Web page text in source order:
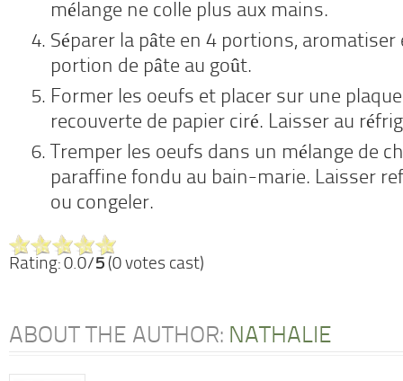
mélange ne colle plus aux mains.
Séparer la pâte en 4 portions, aromatiser
portion de pâte au goût.
Former les oeufs et placer sur une
recouverte de papier ciré. Laisser au
Tremper les oeufs dans un mélange de
paraffine fondu au bain-marie. Laisser
ou congeler.
Rating: 0.0/5 (0 votes cast)
ABOUT THE AUTHOR: NATHALIE